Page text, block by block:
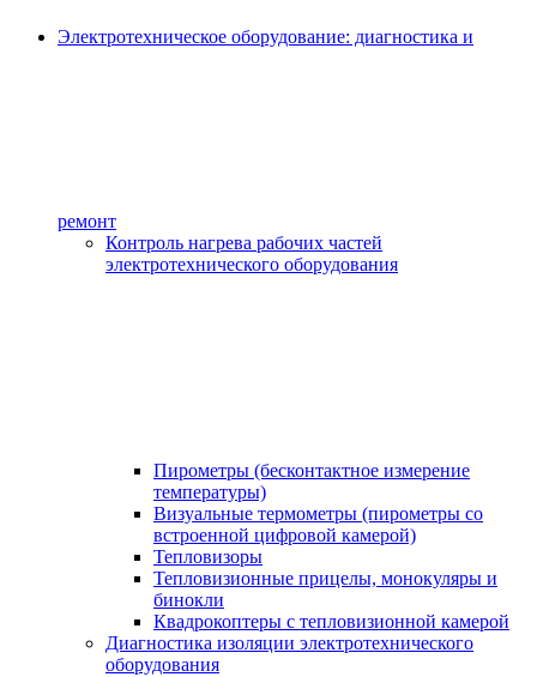
Электротехническое оборудование: диагностика и
ремонт
Контроль нагрева рабочих частей
электротехнического оборудования
Пирометры (бесконтактное измерение
температуры)
Визуальные термометры (пирометры со
встроенной цифровой камерой)
Тепловизоры
Тепловизионные прицелы, монокуляры и
бинокли
Квадрокоптеры с тепловизионной камерой
Диагностика изоляции электротехнического
оборудования